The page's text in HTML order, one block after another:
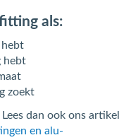
als:
hebt
hebt
zoekt
dan ook ons artikel
en alu-